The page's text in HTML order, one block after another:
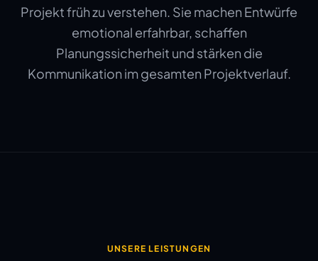
Projekt früh zu verstehen. Sie machen Entwürfe
emotional erfahrbar, schaffen
Planungssicherheit und stärken die
Kommunikation im gesamten Projektverlauf.
UNSERE LEISTUNGEN